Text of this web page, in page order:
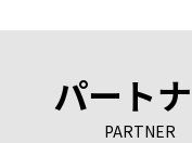
パート
PARTNER